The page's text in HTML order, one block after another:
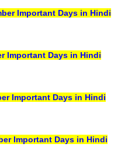
Important Days in Hindi
Important Days in Hindi
Important Days in Hindi
Important Days in Hindi